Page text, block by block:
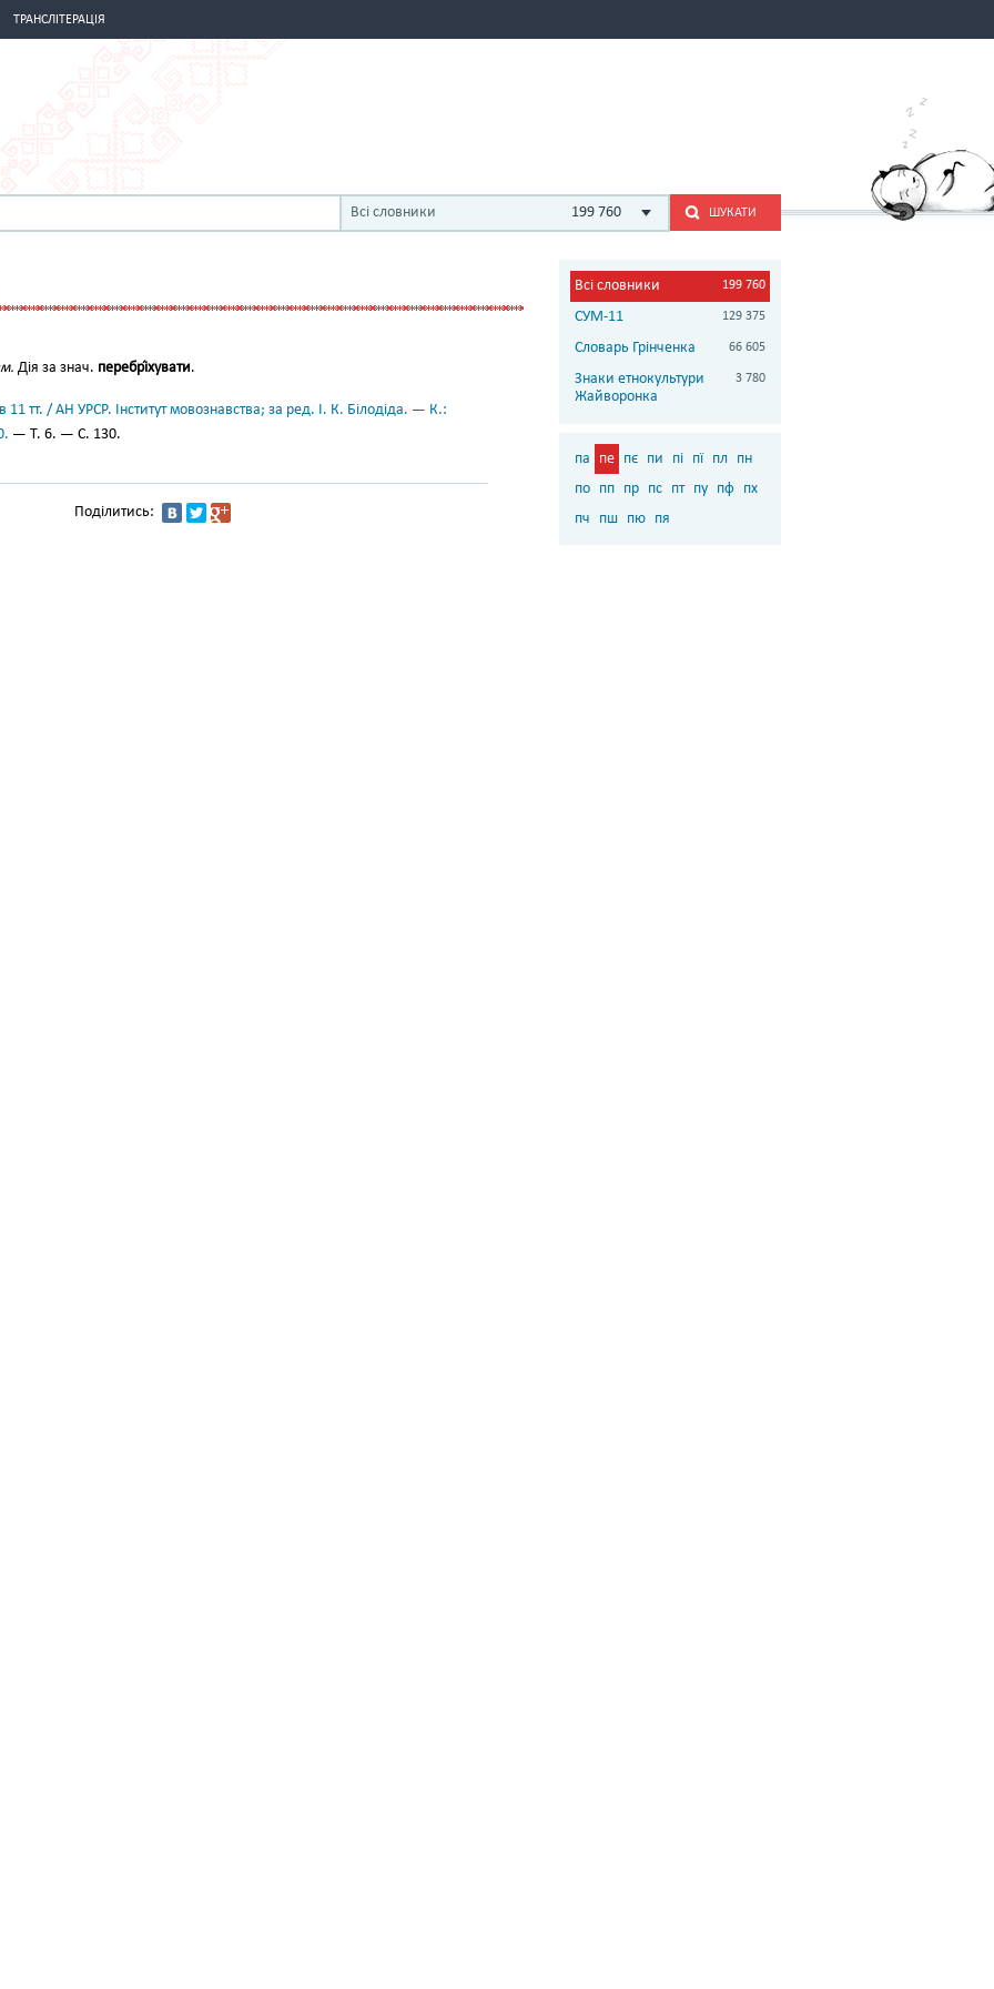
ТРАНСЛІТЕРАЦІЯ
Всі словники 199 760 ШУКАТИ
Дія за знач. перебрі́хувати.
11 тт. / АН УРСР. Інститут мовознавства; за ред. І. К. Білодіда. — К.:
— Т. 6. — С. 130.
Поділитись:
Всі словники 199 760
СУМ-11 129 375
Словарь Грінченка 66 605
Знаки етнокультури
Жайворонка
3 780
па пе пє пи пі пї пл
пн
по пп пр пс пт пу пф пх
пч
пш пю пя